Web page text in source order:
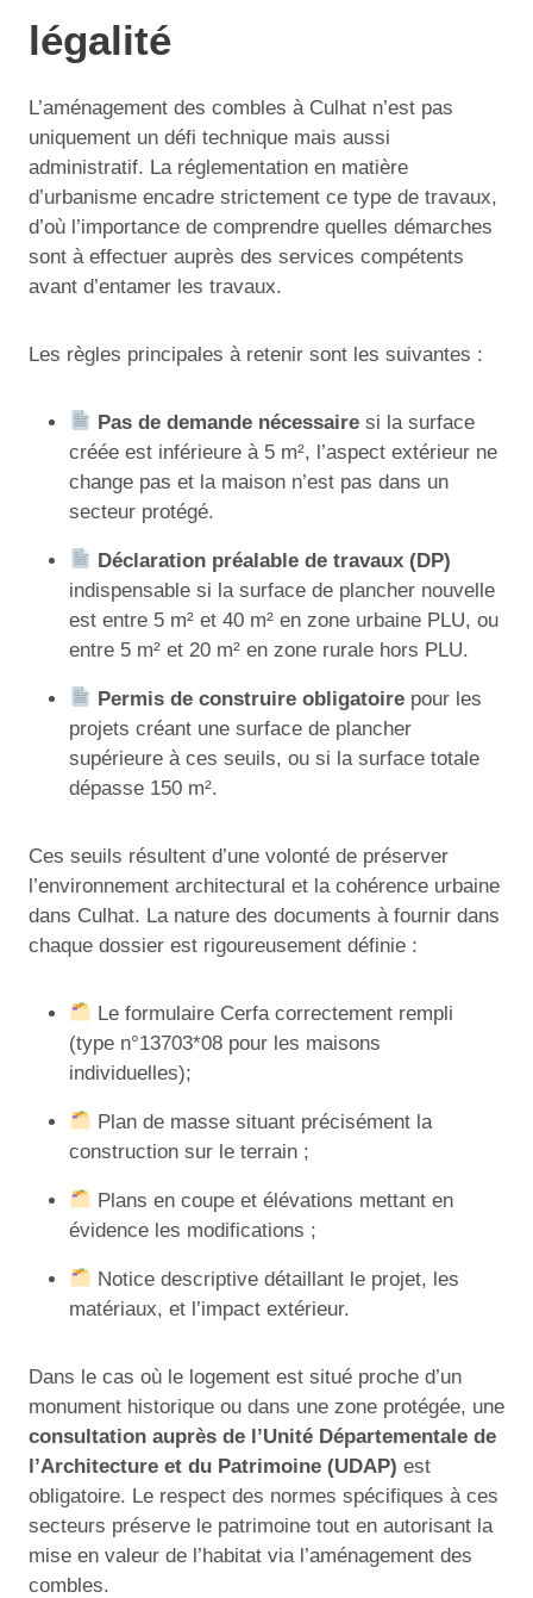
légalité
L’aménagement des combles à Culhat n’est pas
uniquement un défi technique mais aussi
administratif. La réglementation en matière
d’urbanisme encadre strictement ce type de travaux,
d’où l’importance de comprendre quelles démarches
sont à effectuer auprès des services compétents
avant d’entamer les travaux.
Les règles principales à retenir sont les suivantes :
Pas de demande nécessaire si la surface
créée est inférieure à 5 m², l’aspect extérieur ne
change pas et la maison n’est pas dans un
secteur protégé.
Déclaration préalable de travaux (DP)
indispensable si la surface de plancher nouvelle
est entre 5 m² et 40 m² en zone urbaine PLU, ou
entre 5 m² et 20 m² en zone rurale hors PLU.
Permis de construire obligatoire pour les
projets créant une surface de plancher
supérieure à ces seuils, ou si la surface totale
dépasse 150 m².
Ces seuils résultent d’une volonté de préserver
l’environnement architectural et la cohérence urbaine
dans Culhat. La nature des documents à fournir dans
chaque dossier est rigoureusement définie :
Le formulaire Cerfa correctement rempli
(type n°13703*08 pour les maisons
individuelles);
Plan de masse situant précisément la
construction sur le terrain ;
Plans en coupe et élévations mettant en
évidence les modifications ;
Notice descriptive détaillant le projet, les
matériaux, et l’impact extérieur.
Dans le cas où le logement est situé proche d’un
monument historique ou dans une zone protégée, une
consultation auprès de l’Unité Départementale de
l’Architecture et du Patrimoine (UDAP) est
obligatoire. Le respect des normes spécifiques à ces
secteurs préserve le patrimoine tout en autorisant la
mise en valeur de l’habitat via l’aménagement des
combles.